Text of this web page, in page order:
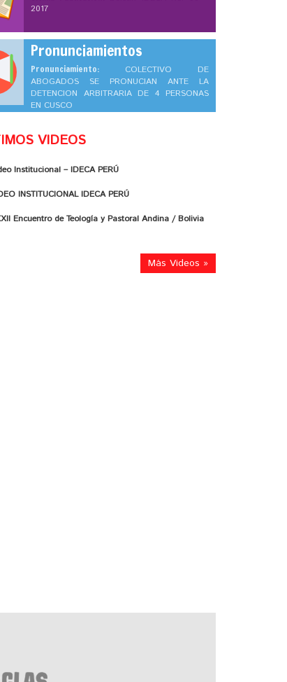
2017
Pronunciamientos
Pronunciamiento: COLECTIVO DE
ABOGADOS SE PRONUCIAN ANTE LA
DETENCION ARBITRARIA DE 4 PERSONAS
EN CUSCO
VIDEOS
Institucional – IDECA PERÚ
INSTITUCIONAL IDECA PERÚ
Encuentro de Teología y Pastoral Andina / Bolivia
Más Videos »